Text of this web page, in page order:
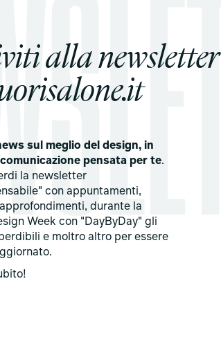
alla newsletter
sul meglio del design, in
pensata per te.
la newsletter
con appuntamenti,
durante la
Week con "DayByDay" gli
e moltro altro per essere